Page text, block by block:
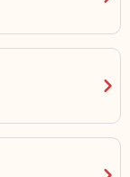
chevron_right